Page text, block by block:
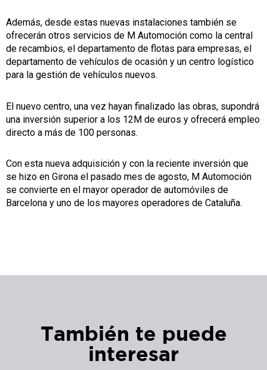
Además, desde estas nuevas instalaciones también se
ofrecerán otros servicios de M Automoción como la central
de recambios, el departamento de flotas para empresas, el
departamento de vehículos de ocasión y un centro logístico
para la gestión de vehículos nuevos.
El nuevo centro, una vez hayan finalizado las obras, supondrá
una inversión superior a los 12M de euros y ofrecerá empleo
directo a más de 100 personas.
Con esta nueva adquisición y con la reciente inversión que
se hizo en Girona el pasado mes de agosto, M Automoción
se convierte en el mayor operador de automóviles de
Barcelona y uno de los mayores operadores de Cataluña.
También te puede
interesar